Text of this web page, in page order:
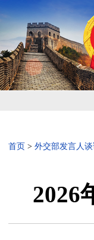
首页 > 外交部发言人谈
2026